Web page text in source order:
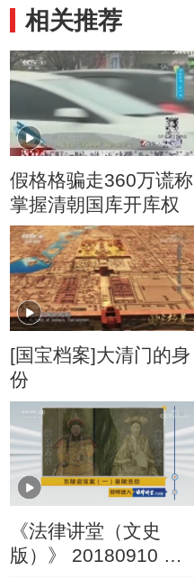
相关推荐
假格格骗走360万谎称
掌握清朝国库开库权
[国宝档案]大清门的身
份
《法律讲堂（文史
版）》 20180910 东